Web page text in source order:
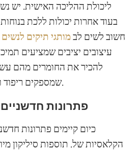
ליכולת ההליכה האישית. יש
בעוד אחרות יכולות ללכת
חשוב לשים לבמותגי תיקים לנשים
עיצובים יציבים שמציעים
להכיר את החומרים מהם
שמספקים ריפוד ונוחות במהלך כל היום.
פתרונות
כיום קיימים פתרונות
הקלאסיות של. תוספות סיליקון